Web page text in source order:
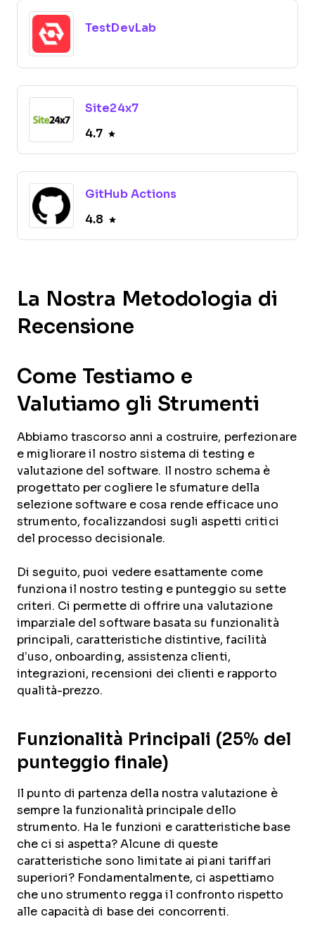
TestDevLab
Site24x7
4.7
GitHub Actions
4.8
La Nostra Metodologia di
Recensione
Come Testiamo e
Valutiamo gli Strumenti
Abbiamo trascorso anni a costruire, perfezionare
e migliorare il nostro sistema di testing e
valutazione del software. Il nostro schema è
progettato per cogliere le sfumature della
selezione software e cosa rende efficace uno
strumento, focalizzandosi sugli aspetti critici
del processo decisionale.
Di seguito, puoi vedere esattamente come
funziona il nostro testing e punteggio su sette
criteri. Ci permette di offrire una valutazione
imparziale del software basata su funzionalità
principali, caratteristiche distintive, facilità
d’uso, onboarding, assistenza clienti,
integrazioni, recensioni dei clienti e rapporto
qualità-prezzo.
Funzionalità Principali (25% del
punteggio finale)
Il punto di partenza della nostra valutazione è
sempre la funzionalità principale dello
strumento. Ha le funzioni e caratteristiche base
che ci si aspetta? Alcune di queste
caratteristiche sono limitate ai piani tariffari
superiori? Fondamentalmente, ci aspettiamo
che uno strumento regga il confronto rispetto
alle capacità di base dei concorrenti.